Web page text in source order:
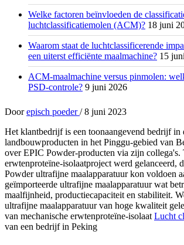
Welke factoren beïnvloeden de
luchtclassificatiemolen (ACM)? 18 juni
Waarom staat de luchtclassificerende
een uiterst efficiënte maalmachine? 15
ACM-maalmachine versus pinmolen:
PSD-controle? 9 juni 2026
Doorepisch poeder/8 juni 2023
Het klantbedrijf is een toonaangevend bedrijf in
landbouwproducten in het Pinggu-gebied van
over EPIC Powder-producten via zijn collega's.
erwtenproteïne-isolaatproject werd gelanceerd,
Powder ultrafijne maalapparatuur kon voldoen
geïmporteerde ultrafijne maalapparatuur wat
maalfijnheid, productiecapaciteit en stabiliteit.
ultrafijne maalapparatuur van hoge kwaliteit
van mechanische erwtenproteïne-isolaat Lucht
van een bedrijf in Peking